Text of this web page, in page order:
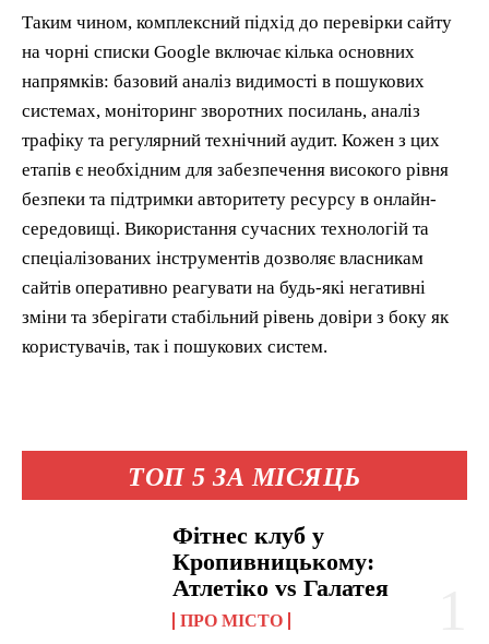
ТОП 5 ЗА МІСЯЦЬ
Фітнес клуб у
Кропивницькому:
Атлетіко vs Галатея
ПРО МІСТО
Таким чином, комплексний підхід до перевірки сайту
на чорні списки Google включає кілька основних
напрямків: базовий аналіз видимості в пошукових
системах, моніторинг зворотних посилань, аналіз
трафіку та регулярний технічний аудит. Кожен з цих
етапів є необхідним для забезпечення високого рівня
безпеки та підтримки авторитету ресурсу в онлайн-
середовищі. Використання сучасних технологій та
спеціалізованих інструментів дозволяє власникам
сайтів оперативно реагувати на будь-які негативні
зміни та зберігати стабільний рівень довіри з боку як
користувачів, так і пошукових систем.